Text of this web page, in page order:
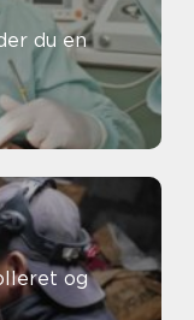
du en
og